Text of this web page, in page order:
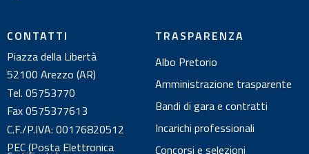
d
o
c
u
m
e
CONTATTI
Piazza della Libertà
52100 Arezzo (AR)
Tel. 05753770
Fax 0575377613
C.F./P.IVA: 00176820512
PEC (Posta Elettronica
TRASPARENZA
Albo Pretorio
Amministrazione trasparente
Bandi di gara e contratti
Incarichi professionali
Concorsi e selezioni